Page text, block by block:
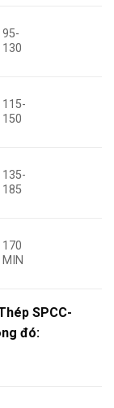
95-
130
115-
150
135-
185
170
MIN
SPCC-
đó: